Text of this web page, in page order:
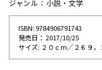
ジャンル：小説・文学
ISBN: 9784906791743
発売⽇： 2017/10/25
サイズ: ２０ｃｍ／２６９，